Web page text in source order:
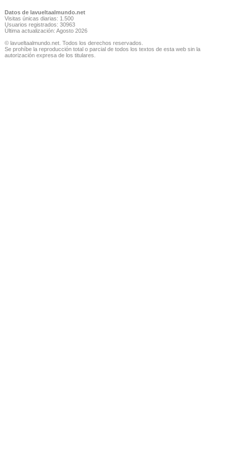
Datos de lavueltaalmundo.net
Visitas únicas diarias: 1.500
Usuarios registrados: 30963
Última actualización: Agosto 2026
© lavueltaalmundo.net. Todos los derechos reservados.
Se prohíbe la reproducción total o parcial de todos los textos de esta web sin la
autorización expresa de los titulares.